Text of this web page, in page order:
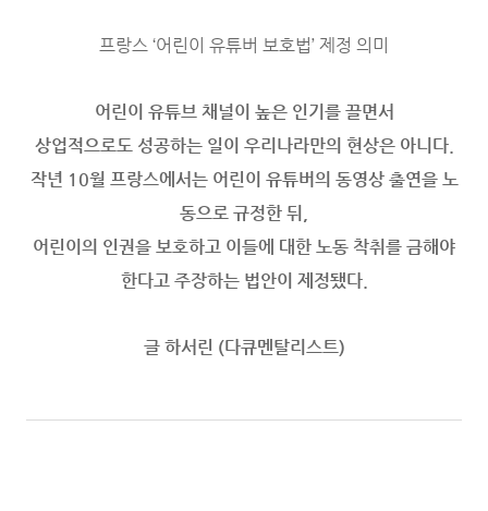
프랑스 ‘어린이 유튜버 보호법’ 제정 의미
어린이 유튜브 채널이 높은 인기를 끌면서
상업적으로도 성공하는 일이 우리나라만의 현상은 아니다.
작년 10월 프랑스에서는 어린이 유튜버의 동영상 출연을 노
동으로 규정한 뒤,
어린이의 인권을 보호하고 이들에 대한 노동 착취를 금해야
한다고 주장하는 법안이 제정됐다.
글 하서린 (다큐멘탈리스트)